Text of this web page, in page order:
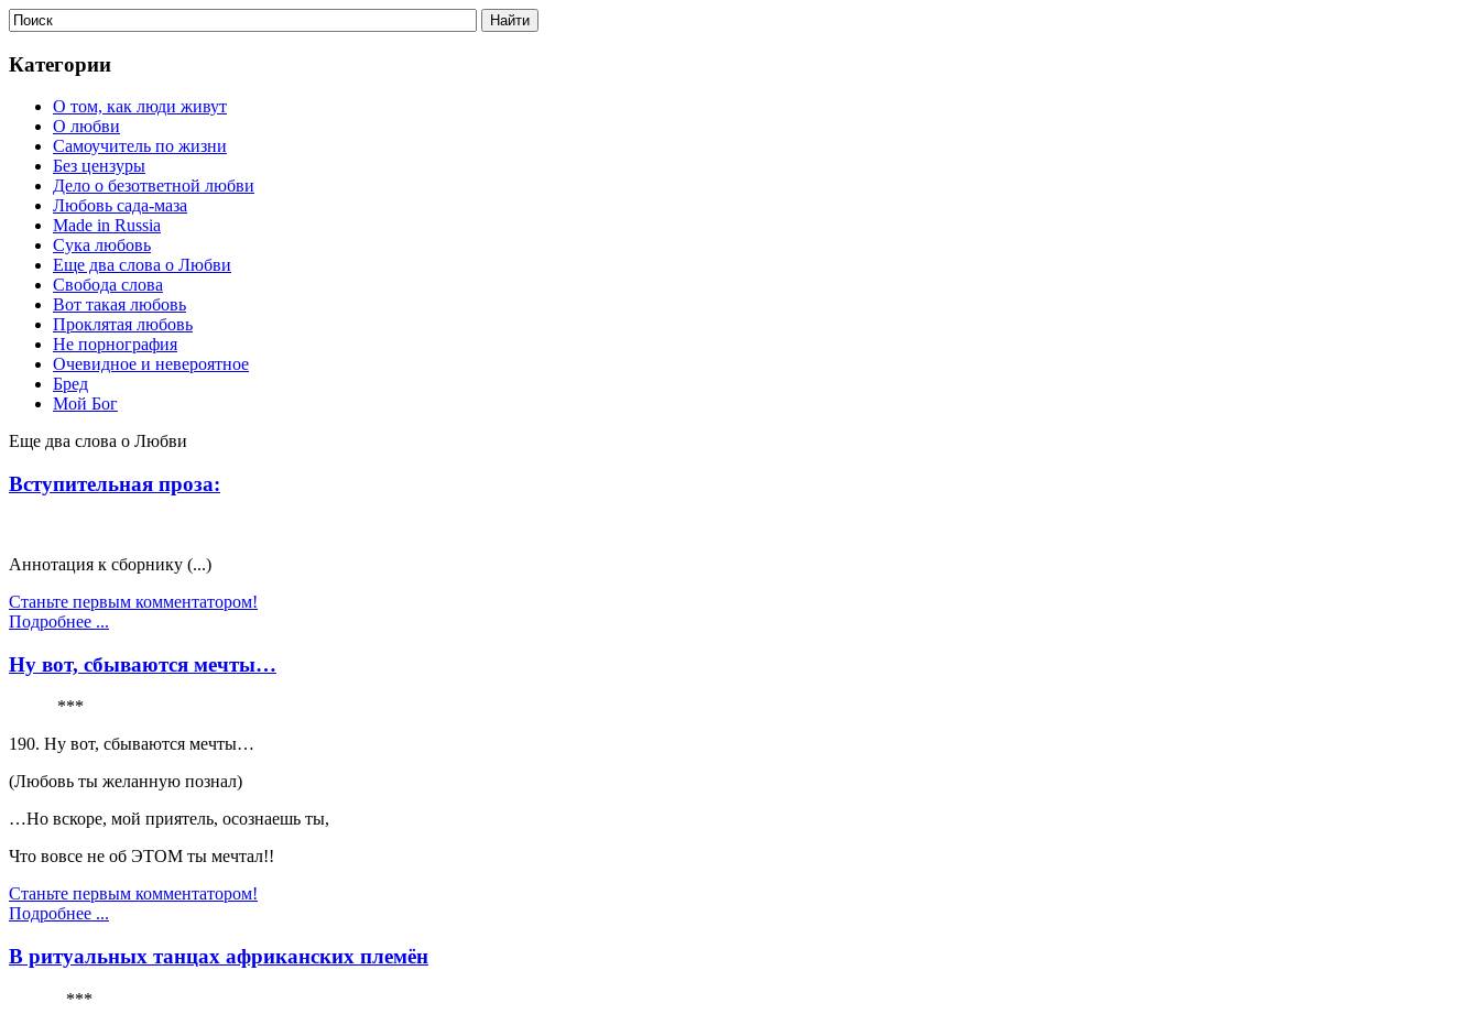
Категории
О том, как люди живут
О любви
Самоучитель по жизни
Без цензуры
Дело о безответной любви
Любовь сада-маза
Made in Russia
Сука любовь
Еще два слова о Любви
Свобода слова
Вот такая любовь
Проклятая любовь
Не порнография
Очевидное и невероятное
Бред
Мой Бог
Еще два слова о Любви
Вступительная проза:
Аннотация к сборнику (...)
Станьте первым комментатором!
Подробнее ...
Ну вот, сбываются мечты…
***
190. Ну вот, сбываются мечты…
(Любовь ты желанную познал)
…Но вскоре, мой приятель, осознаешь ты,
Что вовсе не об ЭТОМ ты мечтал!!
Станьте первым комментатором!
Подробнее ...
В ритуальных танцах африканских племён
***